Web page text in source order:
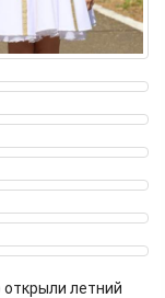
летний